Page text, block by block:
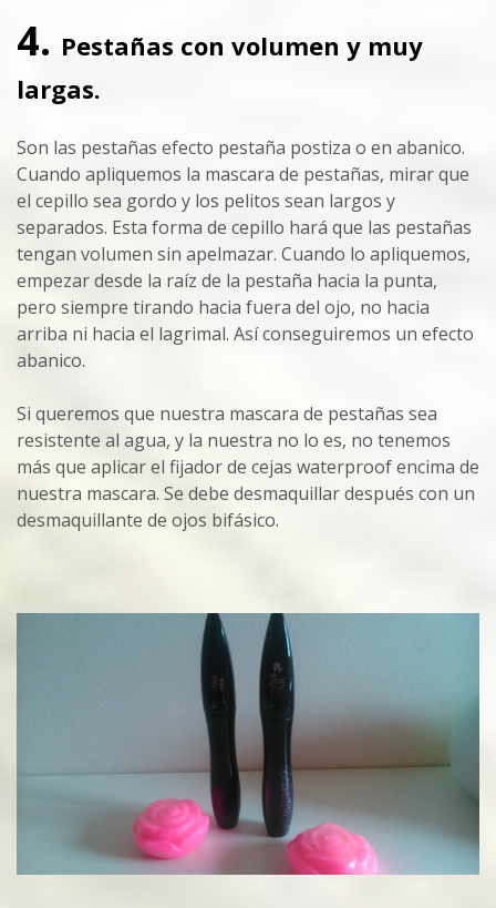
4. Pestañas con volumen y muy
largas.
Son las pestañas efecto pestaña postiza o en abanico.
Cuando apliquemos la mascara de pestañas, mirar que
el cepillo sea gordo y los pelitos sean largos y
separados. Esta forma de cepillo hará que las pestañas
tengan volumen sin apelmazar. Cuando lo apliquemos,
empezar desde la raíz de la pestaña hacia la punta,
pero siempre tirando hacia fuera del ojo, no hacia
arriba ni hacia el lagrimal. Así conseguiremos un efecto
abanico.
Si queremos que nuestra mascara de pestañas sea
resistente al agua, y la nuestra no lo es, no tenemos
más que aplicar el fijador de cejas waterproof encima de
nuestra mascara. Se debe desmaquillar después con un
desmaquillante de ojos bifásico.